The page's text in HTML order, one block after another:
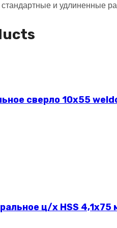
и удлиненные
сверло 10х55
ц/х HSS 4,1х75